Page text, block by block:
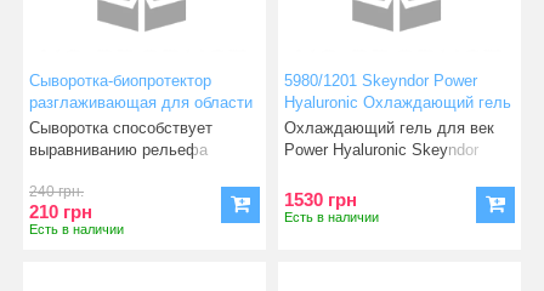
Сыворотка-биопротектор
разглаживающая для области
глаз (рн 5,5), 15 мл
Сыворотка способствует
выравниванию рельефа
240 грн.
210 грн
Есть в наличии
5980/1201 Skeyndor Power
Hyaluronic Охлаждающий гель
для глаз и ресниц 15 мл
Охлаждающий гель для век
Power Hyaluronic Skeyndor
1530 грн
Есть в наличии